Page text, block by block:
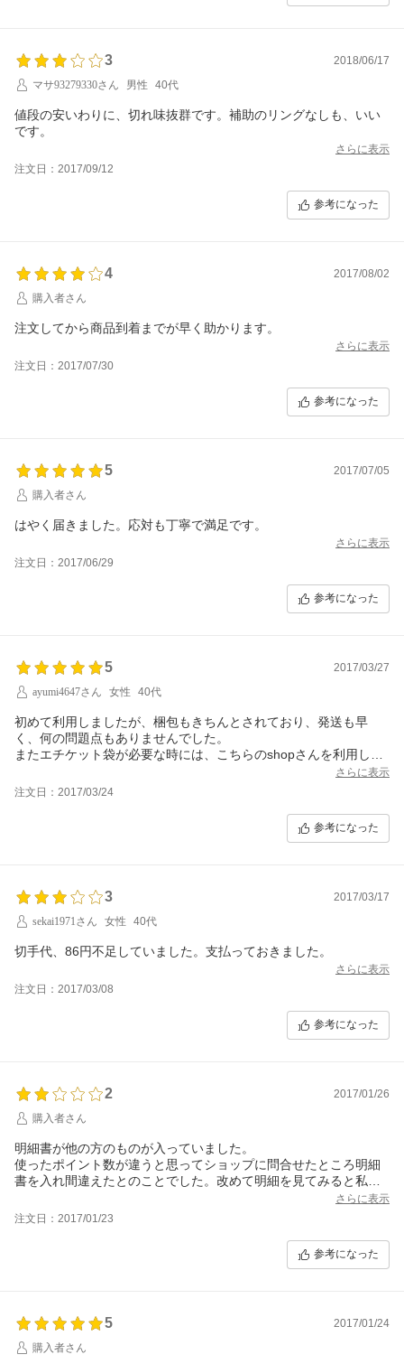
3
2018/06/17
マサ93279330さん
男性 40代
値段の安いわりに、切れ味抜群です。補助のリングなしも、いい
です。
さらに表示
注文日：2017/09/12
参考になった
4
2017/08/02
購入者さん
注文してから商品到着までが早く助かります。
さらに表示
注文日：2017/07/30
参考になった
5
2017/07/05
購入者さん
はやく届きました。応対も丁寧で満足です。
さらに表示
注文日：2017/06/29
参考になった
5
2017/03/27
ayumi4647さん
女性 40代
初めて利用しましたが、梱包もきちんとされており、発送も早
く、何の問題点もありませんでした。
またエチケット袋が必要な時には、こちらのshopさんを利用した
さらに表示
注文日：2017/03/24
参考になった
3
2017/03/17
sekai1971さん
女性 40代
切手代、86円不足していました。支払っておきました。
さらに表示
注文日：2017/03/08
参考になった
2
2017/01/26
購入者さん
明細書が他の方のものが入っていました。
使ったポイント数が違うと思ってショップに問合せたところ明細
書を入れ間違えたとのことでした。改めて明細を見てみると私の
名前と住所ではありませんでした。明細の金額の部分しかみてな
かったのでそれまで気が付きませんでした。こんなことあっては
した。個人情報の漏えいです。残念ですがこのようなズサンな管
理では今後こちらのショップの利用は控えたいと思います。
さらに表示
注文日：2017/01/23
参考になった
5
2017/01/24
購入者さん